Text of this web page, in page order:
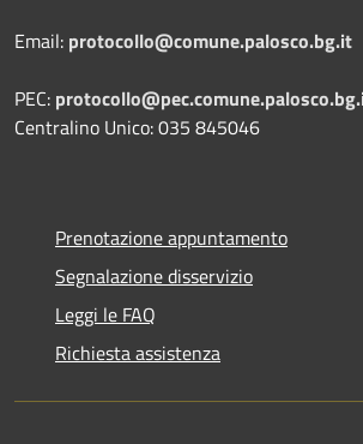
Email: protocollo@comune.palosco.bg.it
PEC:
Centralino Unico: 035 845046
Prenotazione appuntamento
Segnalazione disservizio
Leggi le FAQ
Richiesta assistenza